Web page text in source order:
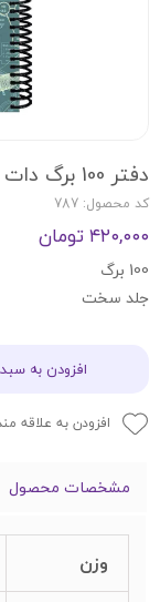
دفتر 100 برگ دات نوت طرح Engineering Software
کد محصول: 787
۴۲۰,۰۰۰ تومان
100 برگ
جلد سخت
افزودن به
افزودن به علاقه
مشخصات محصول
وزن